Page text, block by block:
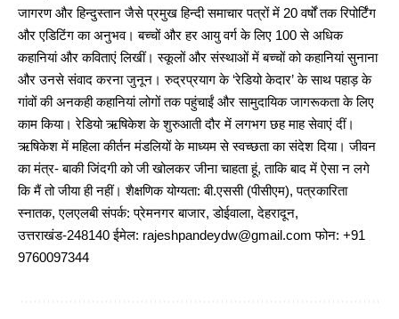
जागरण और हिन्दुस्तान जैसे प्रमुख हिन्दी समाचार पत्रों में 20 वर्षों तक रिपोर्टिंग
और एडिटिंग का अनुभव। बच्चों और हर आयु वर्ग के लिए 100 से अधिक
कहानियां और कविताएं लिखीं। स्कूलों और संस्थाओं में बच्चों को कहानियां सुनाना
और उनसे संवाद करना जुनून। रुद्रप्रयाग के ‘रेडियो केदार’ के साथ पहाड़ के
गांवों की अनकही कहानियां लोगों तक पहुंचाईं और सामुदायिक जागरूकता के लिए
काम किया। रेडियो ऋषिकेश के शुरुआती दौर में लगभग छह माह सेवाएं दीं।
ऋषिकेश में महिला कीर्तन मंडलियों के माध्यम से स्वच्छता का संदेश दिया। जीवन
का मंत्र- बाकी जिंदगी को जी खोलकर जीना चाहता हूं, ताकि बाद में ऐसा न लगे
कि मैं तो जीया ही नहीं। शैक्षणिक योग्यता: बी.एससी (पीसीएम), पत्रकारिता
स्नातक, एलएलबी संपर्क: प्रेमनगर बाजार, डोईवाला, देहरादून,
उत्तराखंड-248140 ईमेल: rajeshpandeydw@gmail.com फोन: +91
9760097344